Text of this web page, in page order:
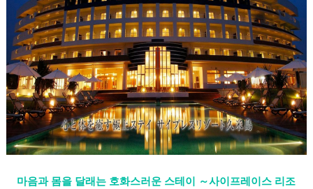
마음과 몸을 달래는 호화스러운 스테이 ～사이프레이스 리조